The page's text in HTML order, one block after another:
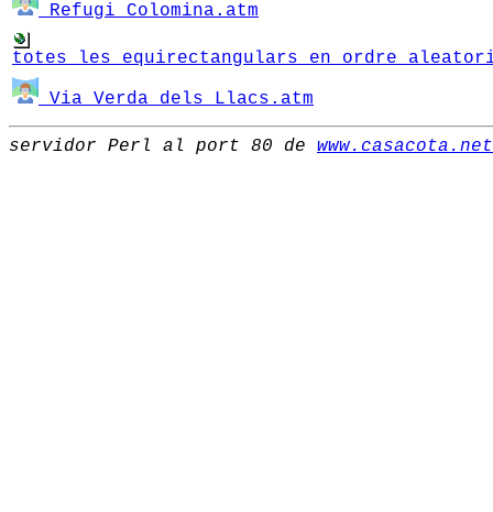
Refugi_Colomina.atm
Via_Verda_dels_Llacs.atm
servidor Perl al port 80 de www.casacota.net